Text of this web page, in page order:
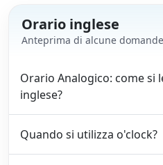
Orario inglese
Anteprima di alcune
Orario Analogico: come si
inglese?
Quando si utilizza o'clock?